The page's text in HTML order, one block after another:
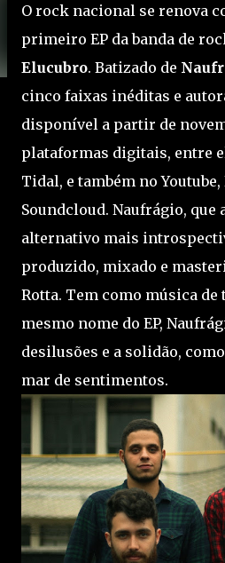
O rock nacional se renova
primeiro EP da banda de
Elucubro. Batizado de
cinco faixas inéditas e
disponível a partir de
plataformas digitais, entre
Tidal, e também no
Soundcloud. Naufrágio,
alternativo mais
produzido, mixado e
Rotta. Tem como música de
mesmo nome do EP,
desilusões e a solidão,
mar de sentimentos.